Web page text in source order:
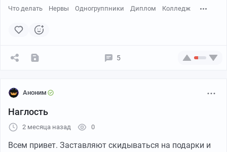
Что делать Нервы Одногруппники Диплом Колледж
5
Аноним
Наглость
2 месяца назад 0
Всем привет. Заставляют скидываться на подарки и